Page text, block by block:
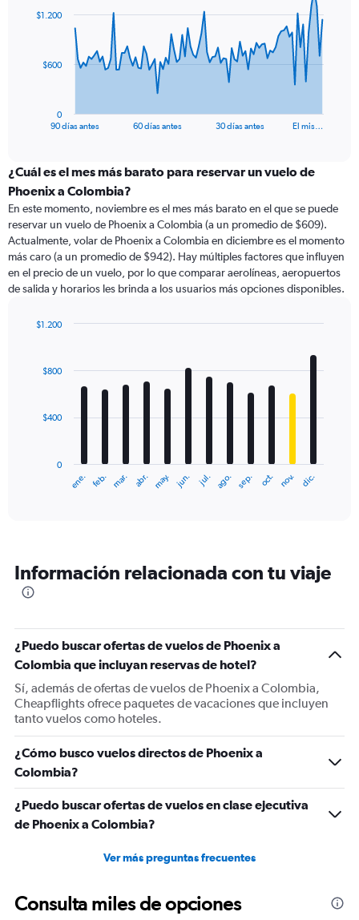
data
The
categories.
Range:
categories.
The
chart
has
1
Y
displaying
90 días antes 60 días antes 30 días antes El mis…
0
$600
$1.200
¿Cuál es el mes más barato para reservar un vuelo de
Phoenix a Colombia?
En este momento, noviembre es el mes más barato en el que se puede
reservar un vuelo de Phoenix a Colombia (a un promedio de $609).
Actualmente, volar de Phoenix a Colombia en diciembre es el momento
más caro (a un promedio de $942). Hay múltiples factores que influyen
en el precio de un vuelo, por lo que comparar aerolíneas, aeropuertos
de salida y horarios les brinda a los usuarios más opciones disponibles.
with
The
categories.
The
Y
axis
displaying
values.
Range:
0
1200.
ene. feb. mar. abr. may. jun. jul. ago. sep. oct. nov. dic.
0
$400
$800
$1.200
Información relacionada con tu viaje
¿Puedo buscar ofertas de vuelos de Phoenix a
Colombia que incluyan reservas de hotel?
Sí, además de ofertas de vuelos de Phoenix a Colombia,
Cheapflights ofrece paquetes de vacaciones que incluyen
tanto vuelos como hoteles.
¿Cómo busco vuelos directos de Phoenix a
Colombia?
¿Puedo buscar ofertas de vuelos en clase ejecutiva
de Phoenix a Colombia?
Ver más preguntas frecuentes
Consulta miles de opciones